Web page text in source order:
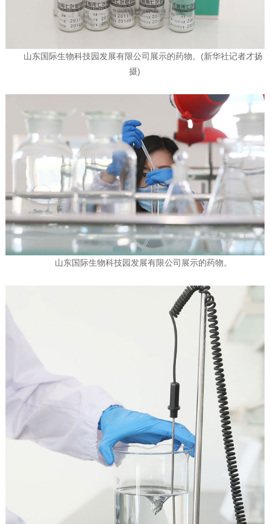
山东国际生物科技园发展有限公司展示的药物。(新华社记者才扬
摄)
山东国际生物科技园发展有限公司展示的药物。